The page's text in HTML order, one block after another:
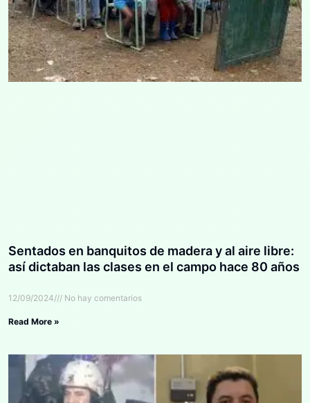
Sentados en banquitos de madera y al aire libre:
así dictaban las clases en el campo hace 80 años
12/09/2024 No hay comentarios
Read More »